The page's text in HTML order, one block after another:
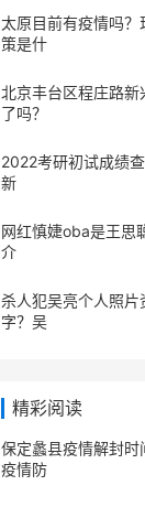
太原目前有疫情吗
策是什
北京丰台区程庄路
了吗？
2022考研初试成绩查询时
新
网红慎婕oba是王思
介
杀人犯吴亮个人照片
字？吴
精彩阅读
保定蠡县疫情解封
疫情防